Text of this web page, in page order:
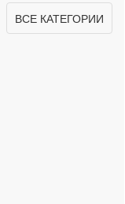
ВСЕ КАТЕГОРИИ